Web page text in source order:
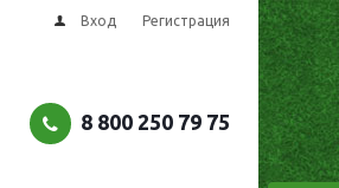
Вход Регистрация
8 800 250 79 75